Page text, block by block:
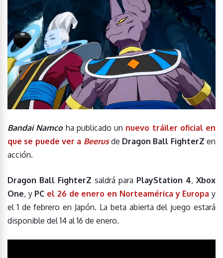
Bandai Namco ha publicado un nuevo tráiler oficial en
que se puede ver a Beerusde Dragon Ball FighterZ en
acción.
Dragon Ball FighterZ saldrá para PlayStation 4, Xbox
One, y PC el 26 de enero en Norteamérica y Europa y
el 1 de febrero en Japón. La beta abierta del juego estará
disponible del 14 al 16 de enero.